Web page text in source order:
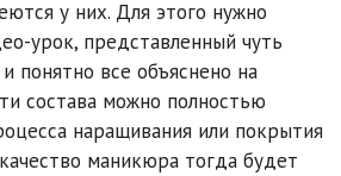
у них. Для этого нужно
урок, представленный чуть
понятно все объяснено на
состава можно полностью
наращивания или покрытия
маникюра тогда будет